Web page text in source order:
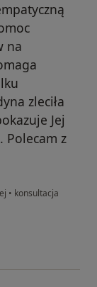
na
zleciła
Jej
Polecam z
• konsultacja